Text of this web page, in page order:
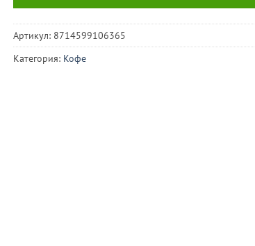
Артикул: 8714599106365
Категория: Кофе